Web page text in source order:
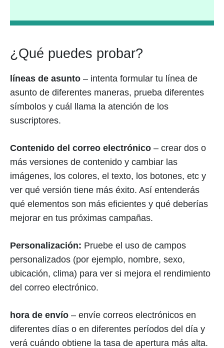
¿Qué puedes probar?
líneas de asunto – intenta formular tu línea de
asunto de diferentes maneras, prueba diferentes
símbolos y cuál llama la atención de los
suscriptores.
Contenido del correo electrónico – crear dos o
más versiones de contenido y cambiar las
imágenes, los colores, el texto, los botones, etc y
ver qué versión tiene más éxito. Así entenderás
qué elementos son más eficientes y qué deberías
mejorar en tus próximas campañas.
Personalización: Pruebe el uso de campos
personalizados (por ejemplo, nombre, sexo,
ubicación, clima) para ver si mejora el rendimiento
del correo electrónico.
hora de envío – envíe correos electrónicos en
diferentes días o en diferentes períodos del día y
verá cuándo obtiene la tasa de apertura más alta.